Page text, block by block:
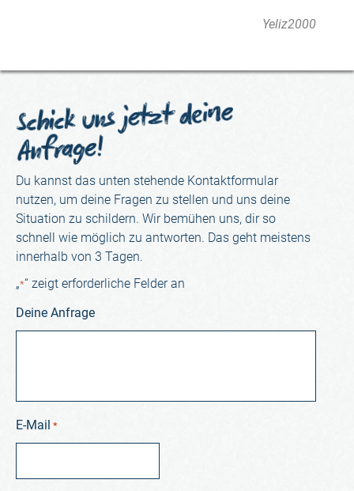
Yeliz2000
Schick uns jetzt deine
Anfrage!
Du kannst das unten stehende Kontaktformular
nutzen, um deine Fragen zu stellen und uns deine
Situation zu schildern. Wir bemühen uns, dir so
schnell wie möglich zu antworten. Das geht meistens
innerhalb von 3 Tagen.
„*“ zeigt erforderliche Felder an
Deine Anfrage
E-Mail *